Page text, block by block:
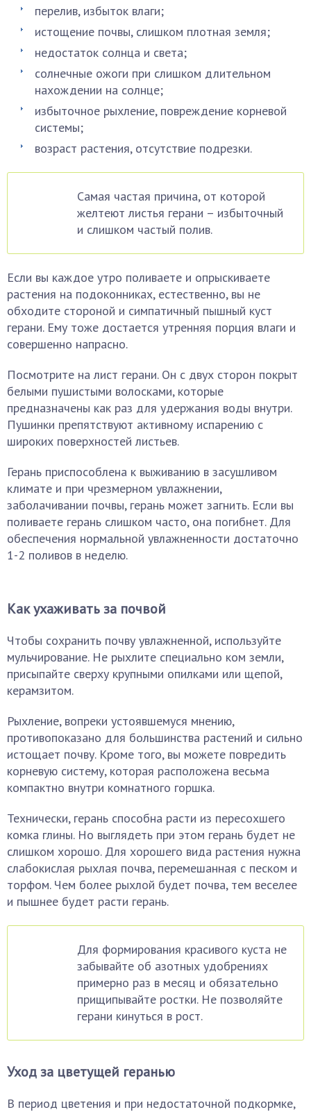
перелив, избыток влаги;
истощение почвы, слишком плотная земля;
недостаток солнца и света;
солнечные ожоги при слишком длительном
нахождении на солнце;
избыточное рыхление, повреждение корневой
системы;
возраст растения, отсутствие подрезки.
Самая частая причина, от которой
желтеют листья герани – избыточный
и слишком частый полив.
Если вы каждое утро поливаете и опрыскиваете
растения на подоконниках, естественно, вы не
обходите стороной и симпатичный пышный куст
герани. Ему тоже достается утренняя порция влаги и
совершенно напрасно.
Посмотрите на лист герани. Он с двух сторон покрыт
белыми пушистыми волосками, которые
предназначены как раз для удержания воды внутри.
Пушинки препятствуют активному испарению с
широких поверхностей листьев.
Герань приспособлена к выживанию в засушливом
климате и при чрезмерном увлажнении,
заболачивании почвы, герань может загнить. Если вы
поливаете герань слишком часто, она погибнет. Для
обеспечения нормальной увлажненности достаточно
1-2 поливов в неделю.
Как ухаживать за почвой
Чтобы сохранить почву увлажненной, используйте
мульчирование. Не рыхлите специально ком земли,
присыпайте сверху крупными опилками или щепой,
керамзитом.
Рыхление, вопреки устоявшемуся мнению,
противопоказано для большинства растений и сильно
истощает почву. Кроме того, вы можете повредить
корневую систему, которая расположена весьма
компактно внутри комнатного горшка.
Технически, герань способна расти из пересохшего
комка глины. Но выглядеть при этом герань будет не
слишком хорошо. Для хорошего вида растения нужна
слабокислая рыхлая почва, перемешанная с песком и
торфом. Чем более рыхлой будет почва, тем веселее
и пышнее будет расти герань.
Для формирования красивого куста не
забывайте об азотных удобрениях
примерно раз в месяц и обязательно
прищипывайте ростки. Не позволяйте
герани кинуться в рост.
Уход за цветущей геранью
В период цветения и при недостаточной подкормке,